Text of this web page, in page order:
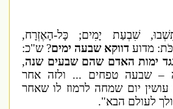
שִׁבְעַת יָמִים; כָּל-הָאֶזְרָח,
מדועדווקא שבעה ימים? ש"כ:
ימות האדם שהם שבעים שנה,
– שבעה טפחים ... ולזה אחר
יום שמחה לרמוז לו שאחר
לעולם הבא".